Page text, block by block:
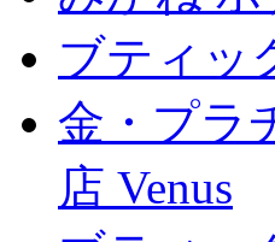
ブティッ
金・プラ
店 Venus